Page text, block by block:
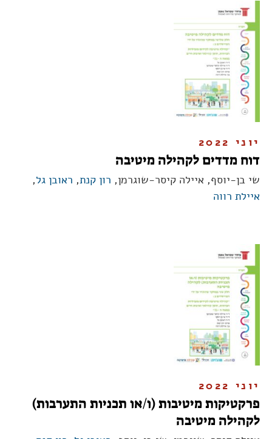
יוני 2022
דוח מדדים לקהילה מיטיבה
שי בן-יוסף, איילה קיסר-שוגרמן, רון קנת, ראובן גל,
איילת רווה
יוני 2022
פרקטיקות מיטיבות (ו/או תכניות התערבות)
לקהילה מיטיבה